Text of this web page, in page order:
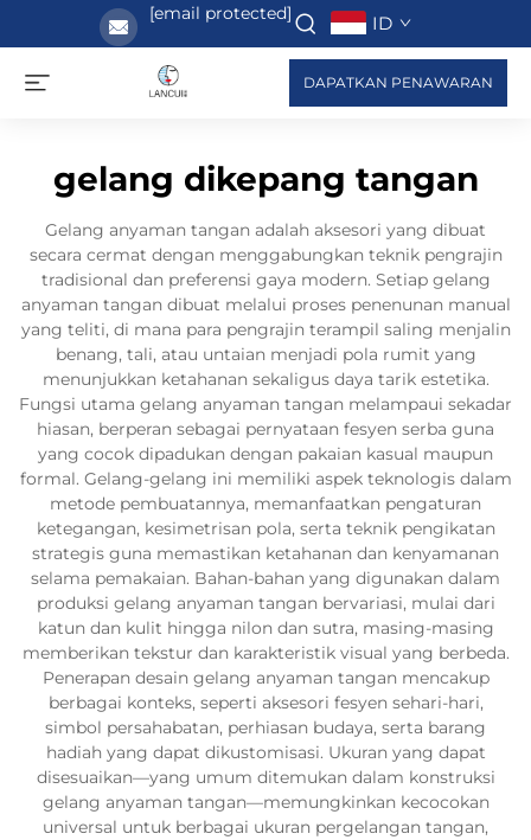
[email protected] ID
DAPATKAN PENAWARAN
gelang dikepang tangan
Gelang anyaman tangan adalah aksesori yang dibuat
secara cermat dengan menggabungkan teknik pengrajin
tradisional dan preferensi gaya modern. Setiap gelang
anyaman tangan dibuat melalui proses penenunan manual
yang teliti, di mana para pengrajin terampil saling menjalin
benang, tali, atau untaian menjadi pola rumit yang
menunjukkan ketahanan sekaligus daya tarik estetika.
Fungsi utama gelang anyaman tangan melampaui sekadar
hiasan, berperan sebagai pernyataan fesyen serba guna
yang cocok dipadukan dengan pakaian kasual maupun
formal. Gelang-gelang ini memiliki aspek teknologis dalam
metode pembuatannya, memanfaatkan pengaturan
ketegangan, kesimetrisan pola, serta teknik pengikatan
strategis guna memastikan ketahanan dan kenyamanan
selama pemakaian. Bahan-bahan yang digunakan dalam
produksi gelang anyaman tangan bervariasi, mulai dari
katun dan kulit hingga nilon dan sutra, masing-masing
memberikan tekstur dan karakteristik visual yang berbeda.
Penerapan desain gelang anyaman tangan mencakup
berbagai konteks, seperti aksesori fesyen sehari-hari,
simbol persahabatan, perhiasan budaya, serta barang
hadiah yang dapat dikustomisasi. Ukuran yang dapat
disesuaikan—yang umum ditemukan dalam konstruksi
gelang anyaman tangan—memungkinkan kecocokan
universal untuk berbagai ukuran pergelangan tangan,